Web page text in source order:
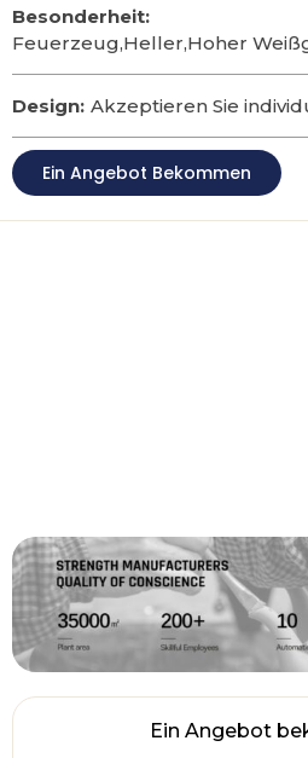
Besonderheit:
Feuerzeug,Heller,Hoher
Design: Akzeptieren Sie
Ein Angebot Bekommen
Ein Angebot